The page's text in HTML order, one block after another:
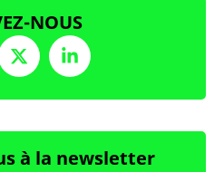
NOUS
à la newsletter